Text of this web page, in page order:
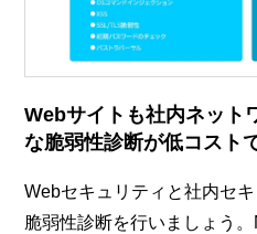
Webサイトも社内ネット
な脆弱性診断が低コスト
Webセキュリティと社内セ
脆弱性診断を行いましょう